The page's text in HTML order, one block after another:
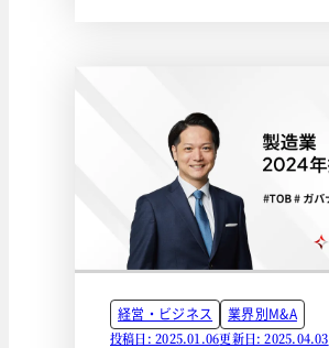
経営・ビジネス 業界別M&A
投稿日: 2025.01.06更新日: 2025.04.03